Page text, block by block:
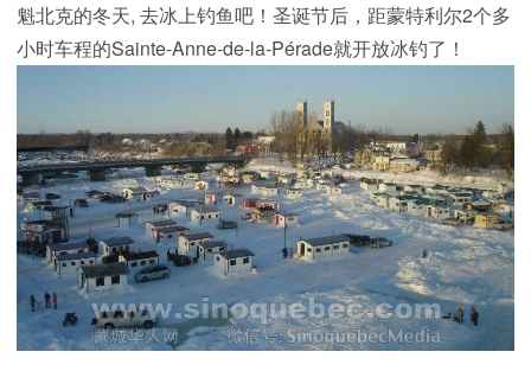
魁北克的冬天, 去冰上钓鱼吧！圣诞节后，距蒙特利尔2个多
小时车程的Sainte-Anne-de-la-Pérade就开放冰钓了！